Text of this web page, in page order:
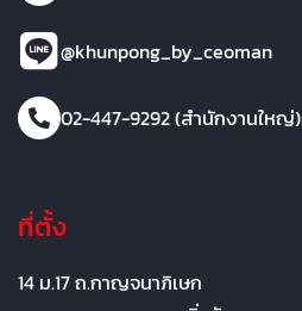
@khunpong_by_ceoman
02-447-9292 (สำนักงานใหญ่)
ที่ตั้ง
14 ม.17 ถ.กาญจนาภิเษก